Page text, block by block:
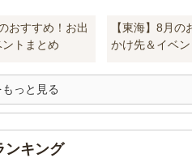
おすすめ！お出
トまとめ
【東海】8月の
かけ先＆イベ
っと見る
ンキング